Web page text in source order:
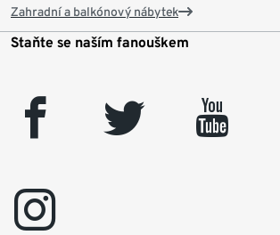
Zahradní a balkónový nábytek
Staňte se naším fanouškem
facebook twitter youtube
instagram